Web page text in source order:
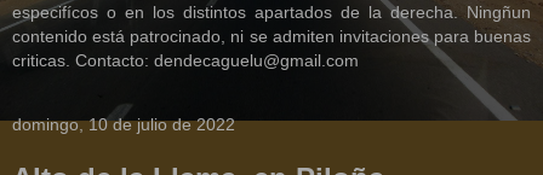
especifícos o en los distintos apartados de la derecha. Ningñun
contenido está patrocinado, ni se admiten invitaciones para buenas
criticas. Contacto: dendecaguelu@gmail.com
domingo, 10 de julio de 2022